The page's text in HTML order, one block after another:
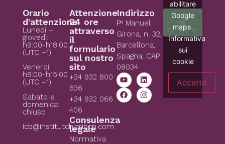
Orario
d'attenzione
Lunedì –
giovedì:
h9:00-h18:00
(UTC +1)
Venerdí:
h9:00-h15:00
(UTC +1)
Sabato e
domenica:
chiuso
icb@institutchiaribcn.com
Attenzione
24 ore
attraverso
il
formulario
sul nostro
sito
+34 932 800
836
+34 932 066
406
Consulenza
legale
Normativa
Indirizzo
Pº Manuel
Girona, n. 32,
Barcellona,
Spagna, CAP
08034
abilitare
Google
maps
Informativa
sui
cookie
Accetto